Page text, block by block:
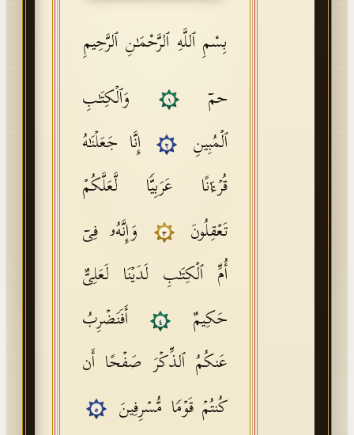
بِسْمِ ٱللَّهِ ٱلرَّحْمَـٰنِ ٱلرَّحِيمِ
حمۤ
١
وَٱلۡكِتَـٰبِ
ٱلۡمُبِینِ
٢
إِنَّا جَعَلۡنَـٰهُ
قُرۡءَ ٰ⁠ نًا عَرَبِیࣰّا لَّعَلَّكُمۡ
تَعۡقِلُونَ
٣
وَإِنَّهُۥ فِیۤ
أُمِّ ٱلۡكِتَـٰبِ لَدَیۡنَا لَعَلِیٌّ
حَكِیمٌ
٤
أَفَنَضۡرِبُ
عَنكُمُ ٱلذِّكۡرَ صَفۡحًا أَن
كُنتُمۡ قَوۡمࣰا مُّسۡرِفِینَ
٥